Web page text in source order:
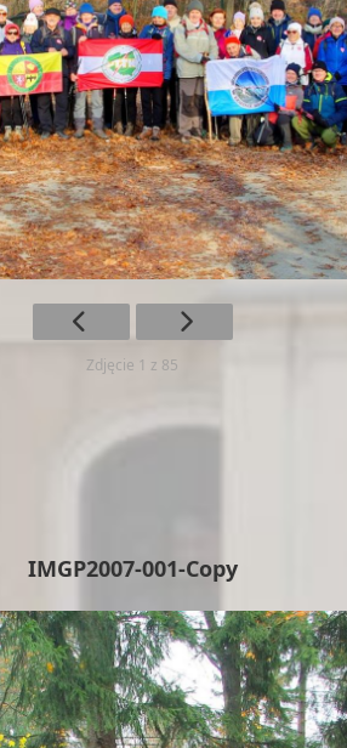
Zdjęcie 1 z 85
IMGP2007-001-Copy